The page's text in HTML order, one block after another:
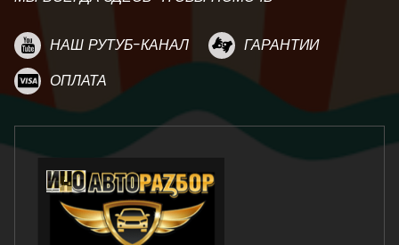
НАШ РУТУБ-КАНАЛ
ГАРАНТИИ
ОПЛАТА